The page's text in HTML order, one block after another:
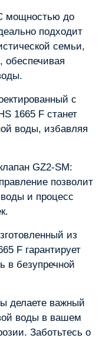
мощностью до
подходит
семьи,
обеспечивая
с
1665 F станет
воды, избавляя
GZ2-SM:
позволит
и процесс
из
F гарантирует
в безупречной
делаете важный
воды в вашем
Заботьтесь о